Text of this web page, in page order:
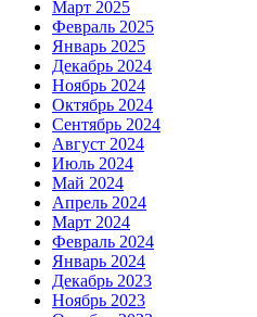
Март 2025
Февраль 2025
Январь 2025
Декабрь 2024
Ноябрь 2024
Октябрь 2024
Сентябрь 2024
Август 2024
Июль 2024
Май 2024
Апрель 2024
Март 2024
Февраль 2024
Январь 2024
Декабрь 2023
Ноябрь 2023